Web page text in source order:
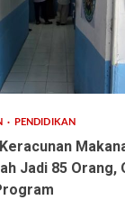
PENDIDIKAN
Jadi 85 Orang,